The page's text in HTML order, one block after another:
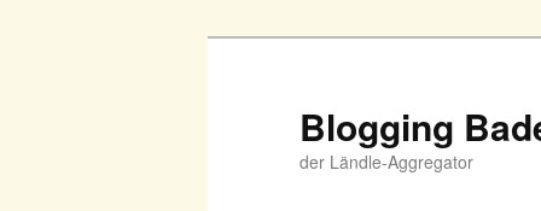
Blogging
der Ländle-Aggregator